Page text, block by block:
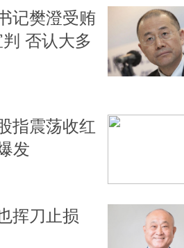
记樊澄受贿
否认大多
指震荡收红
发
挥刀止损